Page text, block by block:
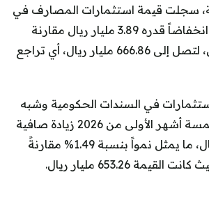
سجلت قيمة استثمارات المصارف في
السندات الحكومية انخفاضاً قدره 3.89 مليار ريال مقارنة
بنهاية نيسان/أبريل، لتصل إلى 666.86 مليار ريال، أي تراجع
في السندات الحكومية وشبه
الحكومية خلال الخمسة أشهر الأولى من 2026 زيادة صافية
قدرها 9.71 مليار ريال، ما يمثل نمواً بنسبة 1.49% مقارنةً